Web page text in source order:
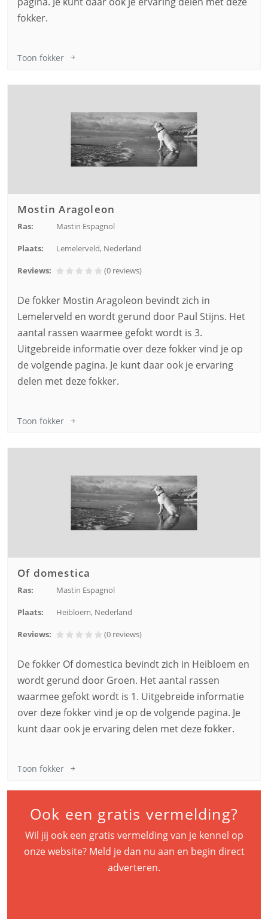
fokker.
Toon fokker
Mostin Aragoleon
Ras: Mastin Espagnol
Plaats: Lemelerveld, Nederland
Reviews: (0 reviews)
De fokker Mostin Aragoleon bevindt zich in
Lemelerveld en wordt gerund door Paul Stijns. Het
aantal rassen waarmee gefokt wordt is 3.
Uitgebreide informatie over deze fokker vind je op
de volgende pagina. Je kunt daar ook je ervaring
delen met deze fokker.
Toon fokker
Of domestica
Ras: Mastin Espagnol
Plaats: Heibloem, Nederland
Reviews: (0 reviews)
De fokker Of domestica bevindt zich in Heibloem en
wordt gerund door Groen. Het aantal rassen
waarmee gefokt wordt is 1. Uitgebreide informatie
over deze fokker vind je op de volgende pagina. Je
kunt daar ook je ervaring delen met deze fokker.
Toon fokker
Ook een gratis vermelding?
Wil jij ook een gratis vermelding van je kennel op
onze website? Meld je dan nu aan en begin direct
adverteren.